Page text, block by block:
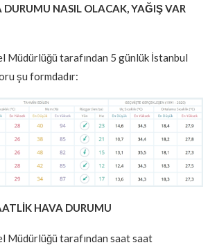
DURUMU NASIL OLACAK, YAĞIŞ VAR
Müdürlüğü tarafından 5 günlük İstanbul
şu formdadır:
HAVA DURUMU
Müdürlüğü tarafından saat saat